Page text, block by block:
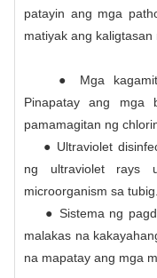
patayin ang mga
matiyak ang kaligtasan
● Mga kagamitan
Pinapatay ang
pamamagitan ng
● Ultraviolet
ng ultraviolet rays
microorganism sa tubig.
● Sistema ng
malakas na
na mapatay ang mga